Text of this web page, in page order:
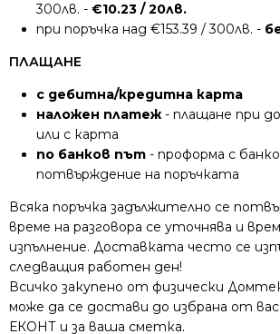
300лв. - €10.23 / 20лв.
при поръчка над €153.39 / 300лв. -
ПЛАЩАНЕ
с дебитна/кредитна карта
наложен платеж - плащане при
или с карта
по банков път - проформа с
потвърждение на поръчката
Всяка поръчка задължително се
време на разговора се уточнява и
изпълнение. Доставката често се
следващия работен ден!
Всичко закупено от физически
може да се достави до избрана от вас
ЕКОНТ и за ваша сметка.